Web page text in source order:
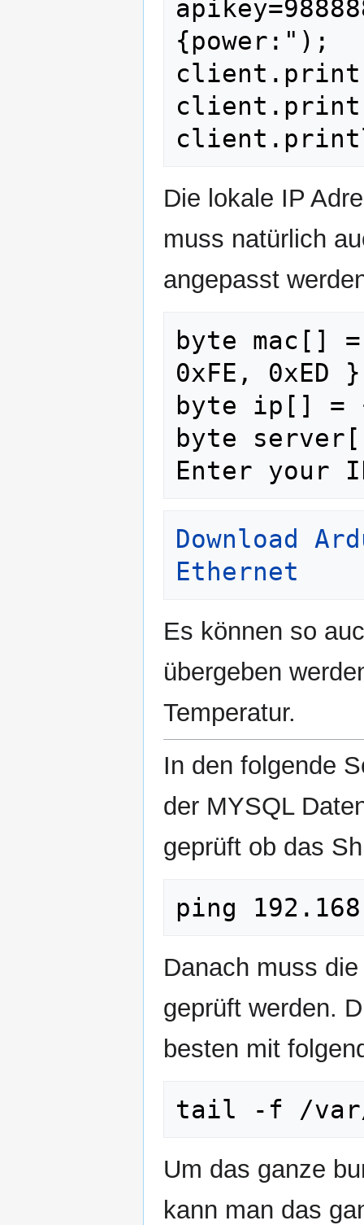
{power:");
Die lokale IP
muss natürlich
angepasst
byte mac[]
0xFE, 0xED
byte ip[] =
byte
Enter your
Download
Ethernet
Es können so
übergeben
Temperatur.
In den folgende
der MYSQL
geprüft ob das
Danach muss
geprüft werden.
besten mit
Um das ganze
kann man das